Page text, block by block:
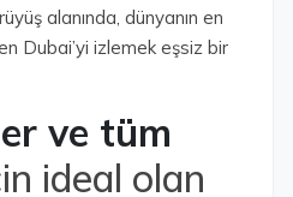
alanında, dünyanın en
Dubai’yi izlemek eşsiz bir
ve tüm
ideal olan